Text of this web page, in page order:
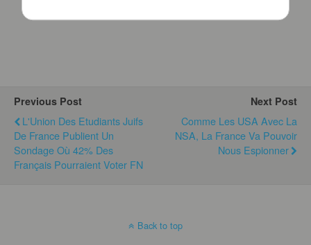
Previous Post
L'Union Des Etudiants Juifs
De France Publient Un
Sondage Où 42% Des
Français Pourraient Voter FN
Next Post
Comme Les USA Avec La
NSA, La France Va Pouvoir
Nous Espionner
Back to top